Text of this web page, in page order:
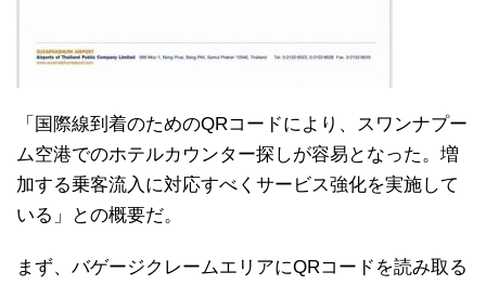
「国際線到着のためのQRコードにより、スワンナプー
ム空港でのホテルカウンター探しが容易となった。増
加する乗客流入に対応すべくサービス強化を実施して
いる」との概要だ。
まず、バゲージクレームエリアにQRコードを読み取る